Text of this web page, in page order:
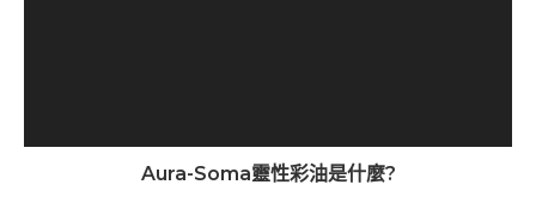
Aura-Soma靈性彩油是什麼?